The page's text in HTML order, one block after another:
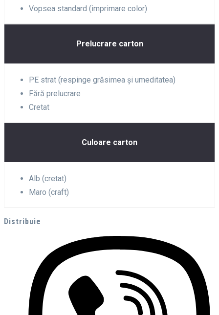
Vopsea standard (imprimare color)
Prelucrare carton
PE strat (respinge grăsimea și umeditatea)
Fără prelucrare
Cretat
Culoare carton
Alb (cretat)
Maro (craft)
Distribuie